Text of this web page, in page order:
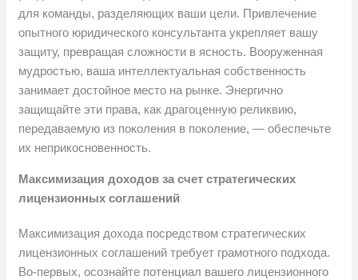
для команды, разделяющих ваши цели. Привлечение
опытного юридического консультанта укрепляет вашу
защиту, превращая сложности в ясность. Вооруженная
мудростью, ваша интеллектуальная собственность
занимает достойное место на рынке. Энергично
защищайте эти права, как драгоценную реликвию,
передаваемую из поколения в поколение, — обеспечьте
их неприкосновенность.
Максимизация доходов за счет стратегических
лицензионных соглашений
Максимизация дохода посредством стратегических
лицензионных соглашений требует грамотного подхода.
Во-первых, осознайте потенциал вашего лицензионного